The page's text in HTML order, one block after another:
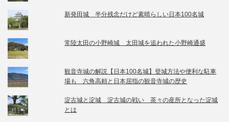
新発田城 半分残念だけど素晴らしい日本100名城
常陸太田の小野崎城 太田城を追われた小野崎通盛
観音寺城の解説【日本100名城】登城方法や便利な駐車
場も 六角高頼と日本屈指の観音寺城の歴史
淀古城と淀城 淀古城の戦い 茶々の産所となった淀城
とは